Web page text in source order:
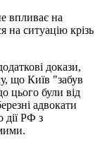
впливає на
на ситуацію крізь
докази,
що Київ "забув
цього були від
адвокати
дії РФ з